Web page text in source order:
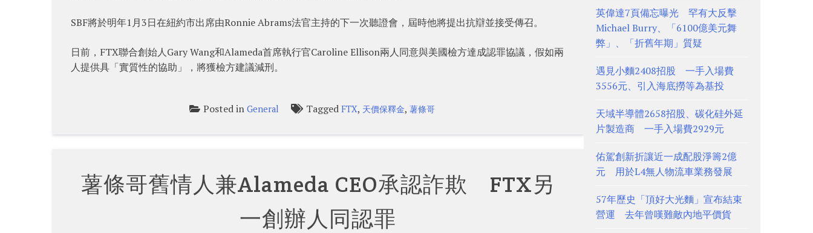
SBF將於明年1月3日在紐約市出席由Ronnie Abrams法官主持的下一次聽證會，屆時他將提出抗辯並接受傳召。
日前，FTX聯合創始人Gary Wang和Alameda首席執行官Caroline Ellison兩人同意與美國檢方達成認罪協議，假如兩
人提供具「實質性的協助」，將獲檢方建議減刑。
Posted in General Tagged FTX, 天價保釋金, 薯條哥
薯條哥舊情人兼Alameda CEO承認詐欺 FTX另
一創辦人同認罪
英偉達7頁備忘曝光 罕有大反擊
Michael Burry、「6100億美元舞
弊」、「折舊年期」質疑
遇見小麵2408招股 一手入場費
3556元、引入海底撈等為基投
天域半導體2658招股、碳化硅外延
片製造商 一手入場費2929元
佑駕創新折讓近一成配股淨籌2億
元 用於L4無人物流車業務發展
57年歷史「頂好大光麵」宣布結束
營運 去年曾嘆難敵內地平價貨